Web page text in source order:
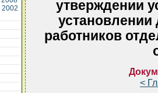
2002
утверждении
работников
<